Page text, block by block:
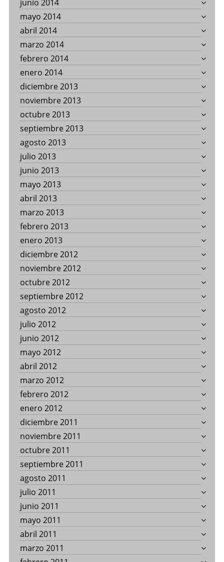
junio 2014
mayo 2014
abril 2014
marzo 2014
febrero 2014
enero 2014
diciembre 2013
noviembre 2013
octubre 2013
septiembre 2013
agosto 2013
julio 2013
junio 2013
mayo 2013
abril 2013
marzo 2013
febrero 2013
enero 2013
diciembre 2012
noviembre 2012
octubre 2012
septiembre 2012
agosto 2012
julio 2012
junio 2012
mayo 2012
abril 2012
marzo 2012
febrero 2012
enero 2012
diciembre 2011
noviembre 2011
octubre 2011
septiembre 2011
agosto 2011
julio 2011
junio 2011
mayo 2011
abril 2011
marzo 2011